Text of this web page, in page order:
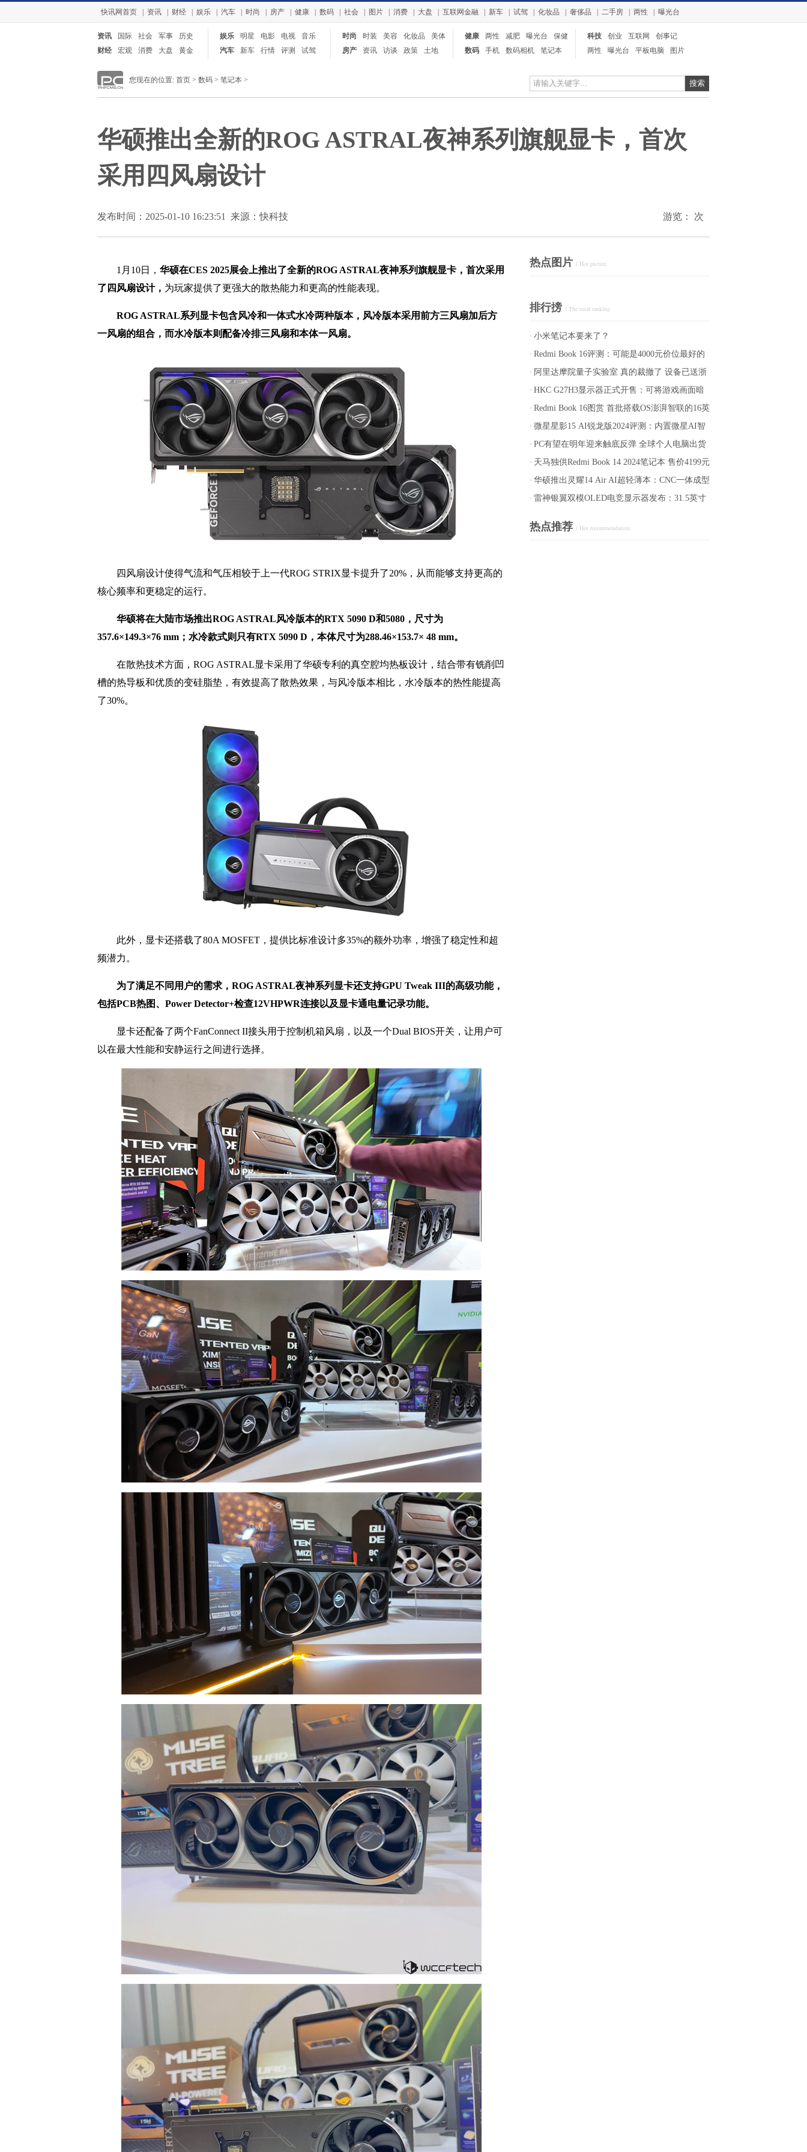
快讯网首页 资讯 财经 娱乐 汽车 时尚 房产 健康 数码 社会 图片 消费 大盘 互联网金融 新车 试驾 化妆品 奢侈品 二手房 两性 曝光台
资讯 国际 社会 军事
历史
财经
宏观 消费 大盘 黄金
娱乐 明星 电影 电视
音乐
汽车
新车 行情 评测 试驾
时尚 时装 美容 化妆品
美体
房产
资讯 访谈 政策 土地
健康 两性 减肥 曝光台
保健
数码
手机 数码相机
笔记本
科技 创业 互联网
创事记
电信
两性 曝光台 平板电脑
图片
您现在的位置: 首页> 数码> 笔记本>
华硕推出全新的ROG ASTRAL夜神系列旗舰显卡，首次
采用四风扇设计
发布时间：2025-01-10 16:23:51 来源：快科技 游览： 次
1月10日， 华硕在CES 2025展会上推出了全新的ROG ASTRAL夜神系列旗舰显卡，首次采用
了四风扇设计， 为玩家提供了更强大的散热能力和更高的性能表现。
ROG ASTRAL系列显卡包含风冷和一体式水冷两种版本，风冷版本采用前方三风扇加后方
一风扇的组合，而水冷版本则配备冷排三风扇和本体一风扇。
四风扇设计使得气流和气压相较于上一代ROG STRIX显卡提升了20%，从而能够支持更高的
核心频率和更稳定的运行。
华硕将在大陆市场推出ROG ASTRAL风冷版本的RTX 5090 D和5080，尺寸为
357.6×149.3×76 mm；水冷款式则只有RTX 5090 D，本体尺寸为288.46×153.7× 48 mm。
在散热技术方面，ROG ASTRAL显卡采用了华硕专利的真空腔均热板设计，结合带有铣削凹
槽的热导板和优质的变硅脂垫，有效提高了散热效果，与风冷版本相比，水冷版本的热性能提高
了30%。
此外，显卡还搭载了80A MOSFET，提供比标准设计多35%的额外功率，增强了稳定性和超
频潜力。
为了满足不同用户的需求，ROG ASTRAL夜神系列显卡还支持GPU Tweak III的高级功能，
包括PCB热图、Power Detector+检查12VHPWR连接以及显卡通电量记录功能。
显卡还配备了两个FanConnect II接头用于控制机箱风扇，以及一个Dual BIOS开关，让用户可
以在最大性能和安静运行之间进行选择。
热点图片 / Hot picture
排行搒 / The total ranking
· 小米笔记本要来了？
· Redmi Book 16评测：可能是4000元价位最好的
屏幕 120Hz高刷屏
· 阿里达摩院量子实验室 真的裁撤了 设备已送浙
大
· HKC G27H3显示器正式开售：可将游戏画面暗
部提亮，支持显示BOSS刷新时间、技能冷却以
及游玩时长等时间信息
· Redmi Book 16图赏 首批搭载OS澎湃智联的16英
寸大屏轻薄本
· 微星星影15 AI锐龙版2024评测：内置微星AI智
能引擎，软硬件都为AI做好了准备
· PC有望在明年迎来触底反弹 全球个人电脑出货
量在连续七个季度下跌后有望迎来复苏
· 天马独供Redmi Book 14 2024笔记本 售价4199元
起
· 华硕推出灵耀14 Air AI超轻薄本：CNC一体成型
工艺，厚度仅为1.1cm，重量约为1.15kg
· 雷神银翼双模OLED电竞显示器发布：31.5英寸
热点推荐 / Hot recommendation